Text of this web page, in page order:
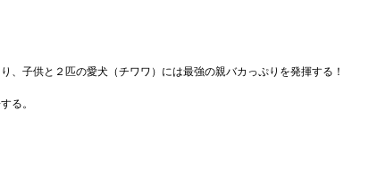
、子供と２匹の愛犬（チワワ）には最強の親バカっぷりを発揮する！
る。